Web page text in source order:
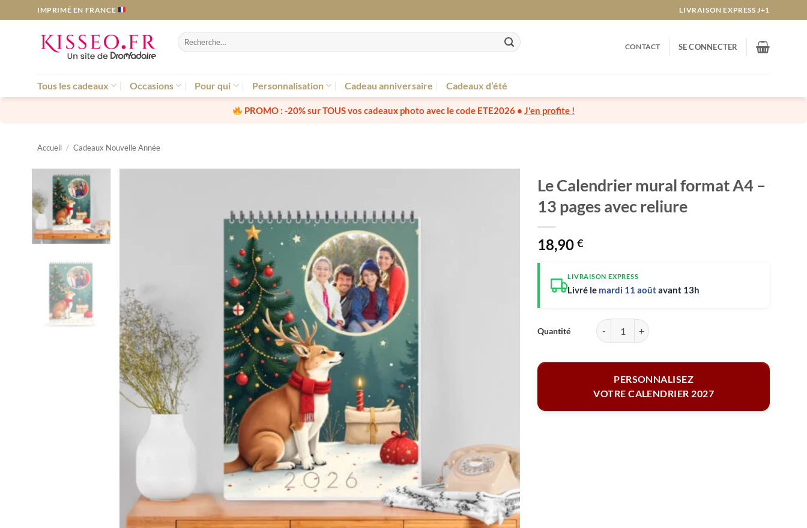
au
IMPRIMÉ EN FRANCE LIVRAISON EXPRESS J+1
Recherche
pour :
CONTACT SE CONNECTER
Tous les cadeaux Occasions Pour qui Personnalisation Cadeau anniversaire Cadeaux d’été
PROMO : -20% sur TOUS vos cadeaux photo avec le code ETE2026 •J'en profite !
Accueil / Cadeaux Nouvelle Année
Le Calendrier mural format A4 –
13 pages avec reliure
18,90€
LIVRAISON EXPRESS
Livré le mardi 11 aoûtavant 13h
quantité de Le Calendrier mural format A4 - 13 pages avec reliure
PERSONNALISEZ
VOTRE CALENDRIER 2027